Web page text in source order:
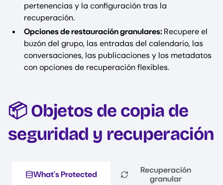
pertenencias y la configuración tras la
recuperación.
Opciones de restauración granulares:Recupere el
buzón del grupo, las entradas del calendario, las
conversaciones, las publicaciones y los metadatos
con opciones de recuperación flexibles.
📦 Objetos de copia de
seguridad y recuperación
What's Protected
Recuperación
granular